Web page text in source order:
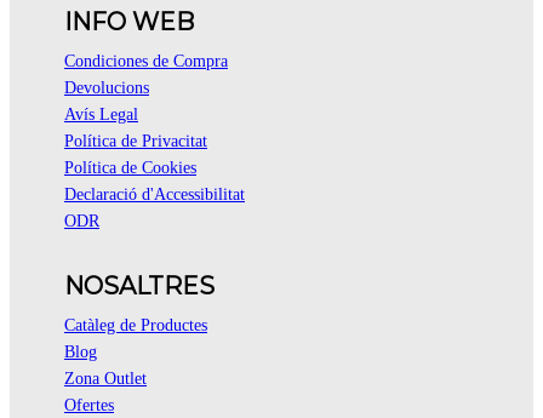
INFO WEB
Condiciones de Compra
Devolucions
Avís Legal
Política de Privacitat
Política de Cookies
Declaració d'Accessibilitat
ODR
NOSALTRES
Catàleg de Productes
Blog
Zona Outlet
Ofertes